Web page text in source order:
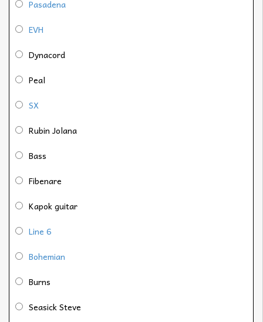
Pasadena
EVH
Dynacord
Peal
SX
Rubin Jolana
Bass
Fibenare
Kapok guitar
Line 6
Bohemian
Burns
Seasick Steve